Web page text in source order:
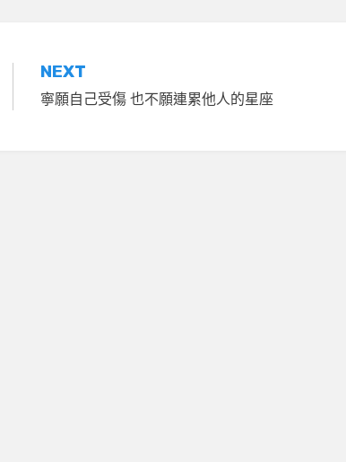
NEXT
寧願自己受傷 也不願連累他人的星座